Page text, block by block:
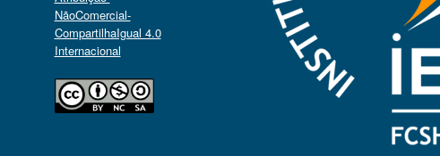
NãoComercial-
CompartilhaIgual 4.0
Internacional